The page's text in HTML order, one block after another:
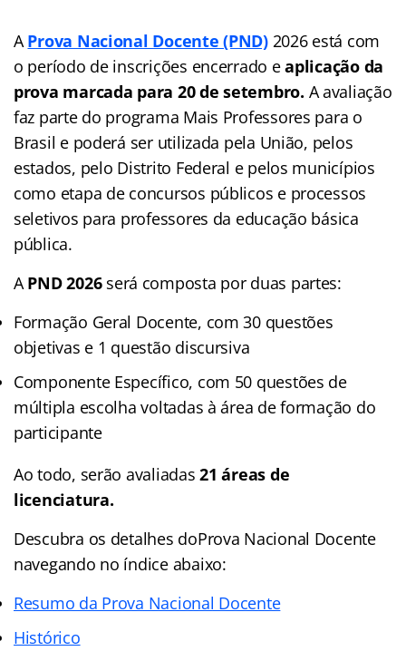
AProva Nacional Docente (PND)2026 está com
o período de inscrições encerrado eaplicação da
prova marcada para 20 de setembro. A avaliação
faz parte do programa Mais Professores para o
Brasil e poderá ser utilizada pela União, pelos
estados, pelo Distrito Federal e pelos municípios
como etapa de concursos públicos e processos
seletivos para professores da educação básica
pública.
APND 2026será composta por duas partes:
Formação Geral Docente, com 30 questões
objetivas e 1 questão discursiva
Componente Específico, com 50 questões de
múltipla escolha voltadas à área de formação do
participante
Ao todo, serão avaliadas21 áreas de
licenciatura.
Descubra os detalhes doProva Nacional Docente
navegando no índice abaixo:
Resumo da Prova Nacional Docente
Histórico